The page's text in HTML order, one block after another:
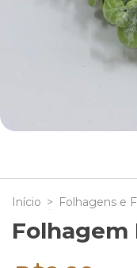
Início > Folhagens e
Folhagem